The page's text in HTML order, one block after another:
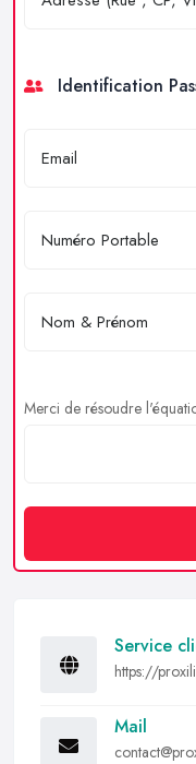
Identification
Merci de résoudre
Service
https://
Mail